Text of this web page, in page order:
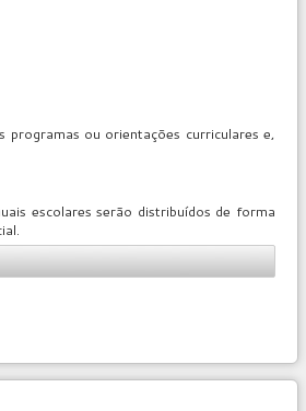
ou orientações curriculares e,
escolares serão distribuídos de forma